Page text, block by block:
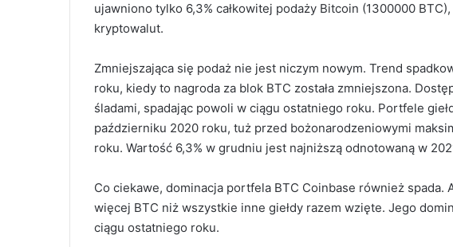
ujawniono tylko 6,3% całkowitej podaży Bitcoin (1300000
kryptowalut.
Zmniejszająca się podaż nie jest niczym nowym. Trend
roku, kiedy to nagroda za blok BTC została zmniejszona.
śladami, spadając powoli w ciągu ostatniego roku. Portfele
październiku 2020 roku, tuż przed bożonarodzeniowymi
roku. Wartość 6,3% w grudniu jest najniższą odnotowaną w
Co ciekawe, dominacja portfela BTC Coinbase również spada.
więcej BTC niż wszystkie inne giełdy razem wzięte. Jego
ciągu ostatniego roku.